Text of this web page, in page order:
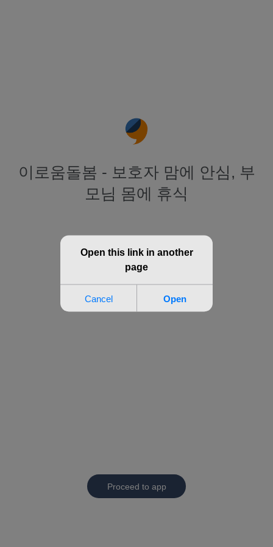
이로움돌봄 - 보호자 맘에 안심, 부
모님 몸에 휴식
Proceed to app